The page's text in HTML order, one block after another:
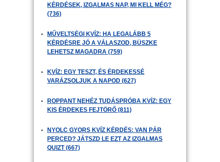
KÉRDÉSEK, IZGALMAS NAP, MI KELL MÉG?
(736)
MŰVELTSÉGI KVÍZ: HA LEGALÁBB 5
KÉRDÉSRE JÓ A VÁLASZOD, BÜSZKE
LEHETSZ MAGADRA (759)
KVÍZ: EGY TESZT, ÉS ÉRDEKESSÉ
VARÁZSOLJUK A NAPOD (627)
ROPPANT NEHÉZ TUDÁSPRÓBA KVÍZ: EGY
KIS ÉRDEKES FEJTÖRŐ (811)
NYOLC GYORS KVÍZ KÉRDÉS: VAN PÁR
PERCED? JÁTSZD LE EZT AZ IZGALMAS
QUIZT (667)